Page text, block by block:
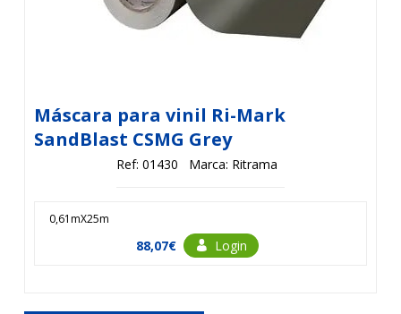
Máscara para vinil Ri-Mark
SandBlast CSMG Grey
Ref: 01430 Marca: Ritrama
0,61mX25m
88,07€ Login